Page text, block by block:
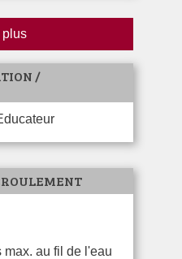
plus
/
max. au fil de l'eau